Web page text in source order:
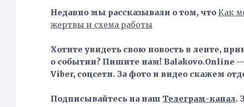
Недавно мы рассказывали о том, что Как
жертвы и схема работы
Хотите увидеть свою новость в ленте,
о событии? Пишите нам! Balakovo.Online
Viber, соцсети. За фото и видео скажем
Подписывайтесь на наш Телеграм-канал.